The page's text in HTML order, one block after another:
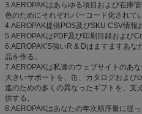
3.AEROPAKはあらゆる項目および在庫
色のためにそれぞれバーコード化されて
4.AEROPAK提供POS及びSKU CSV情報
5.AEROPAKはPDF及び印刷目録および
6.AEROPAK'S強いR & Dはますますあな
品を作る。
7.AEROPAKは私達のウェブサイトのあ
大きいサポートを、缶、カタログおよ
進のための多くの異なったギフトを、支
供する。
8.AEROPAKはあなたの年次順序量に従